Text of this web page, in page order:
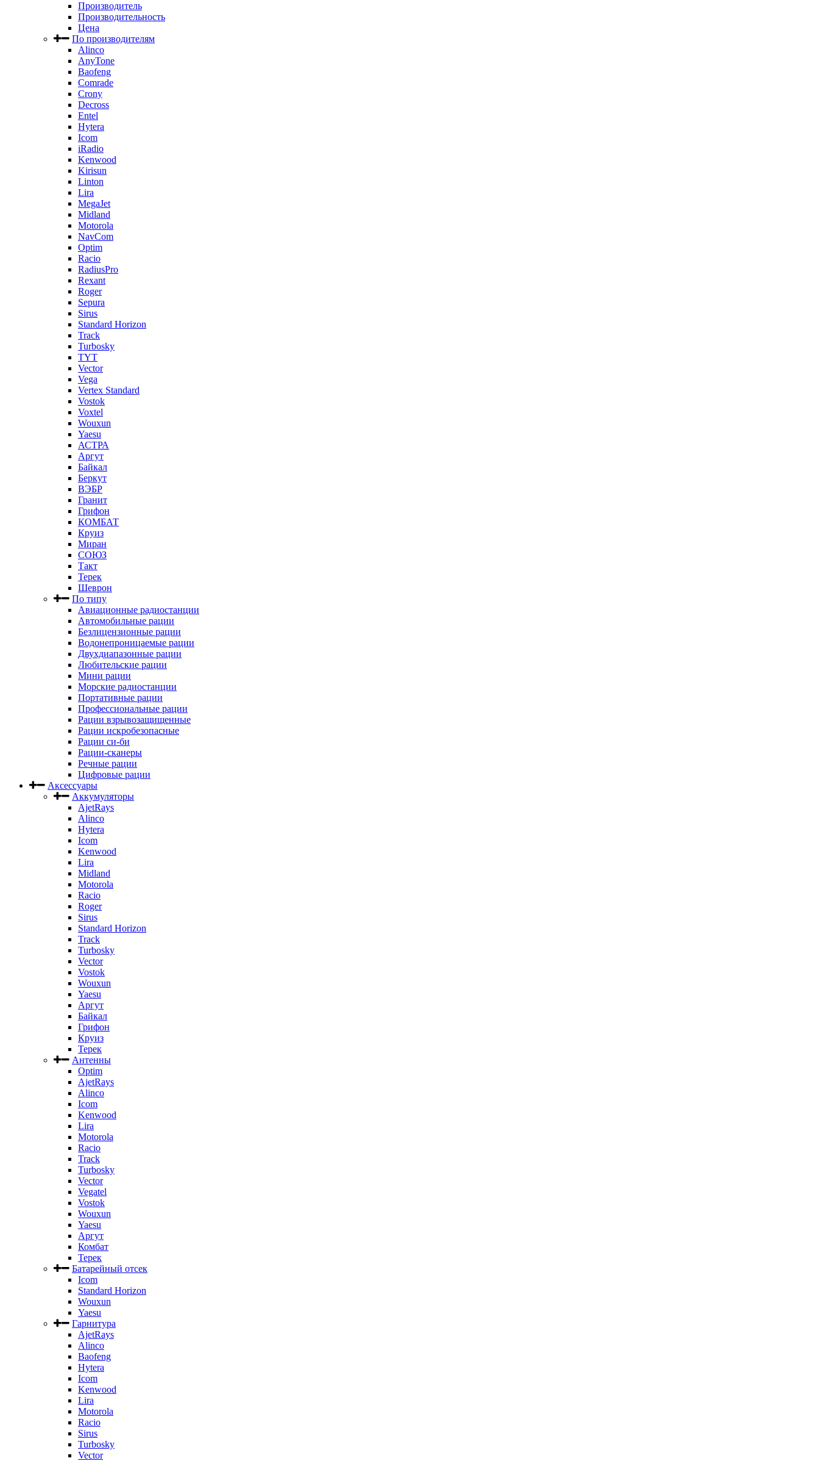
Производитель
Производительность
Цена
По производителям
Alinco
AnyTone
Baofeng
Comrade
Crony
Decross
Entel
Hytera
Icom
iRadio
Kenwood
Kirisun
Linton
Lira
MegaJet
Midland
Motorola
NavCom
Optim
Racio
RadiusPro
Rexant
Roger
Sepura
Sirus
Standard Horizon
Track
Turbosky
TYT
Vector
Vega
Vertex Standard
Vostok
Voxtel
Wouxun
Yaesu
АСТРА
Аргут
Байкал
Беркут
ВЭБР
Гранит
Грифон
КОМБАТ
Круиз
Миран
СОЮЗ
Такт
Терек
Шеврон
По типу
Авиационные радиостанции
Автомобильные рации
Безлицензионные рации
Водонепроницаемые рации
Двухдиапазонные рации
Любительские рации
Мини рации
Морские радиостанции
Портативные рации
Профессиональные рации
Рации взрывозащищенные
Рации искробезопасные
Рации си-би
Рации-сканеры
Речные рации
Цифровые рации
Аксессуары
Аккумуляторы
AjetRays
Alinco
Hytera
Icom
Kenwood
Lira
Midland
Motorola
Racio
Roger
Sirus
Standard Horizon
Track
Turbosky
Vector
Vostok
Wouxun
Yaesu
Аргут
Байкал
Грифон
Круиз
Терек
Антенны
Optim
AjetRays
Alinco
Icom
Kenwood
Lira
Motorola
Racio
Track
Turbosky
Vector
Vegatel
Vostok
Wouxun
Yaesu
Аргут
Комбат
Терек
Батарейный отсек
Icom
Standard Horizon
Wouxun
Yaesu
Гарнитура
AjetRays
Alinco
Baofeng
Hytera
Icom
Kenwood
Lira
Motorola
Racio
Sirus
Turbosky
Vector